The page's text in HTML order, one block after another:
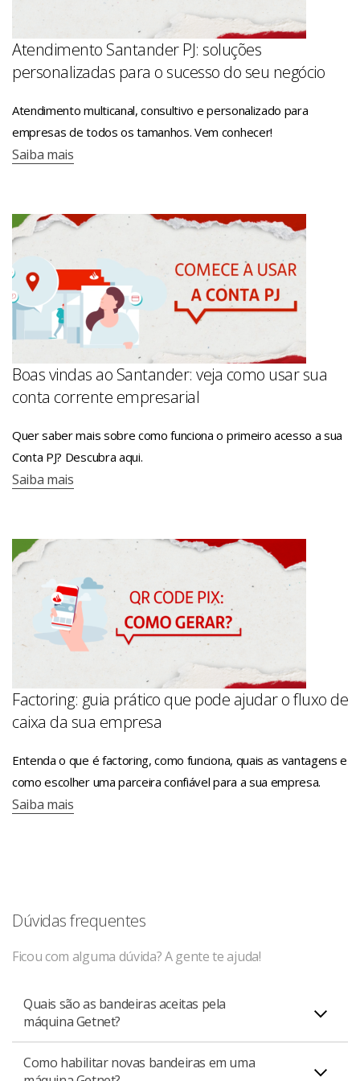
Atendimento Santander PJ: soluções
personalizadas para o sucesso do seu negócio
Atendimento multicanal, consultivo e personalizado para
empresas de todos os tamanhos. Vem conhecer!
Saiba mais
Boas vindas ao Santander: veja como usar sua
conta corrente empresarial
Quer saber mais sobre como funciona o primeiro acesso a sua
Conta PJ? Descubra aqui.
Saiba mais
Factoring: guia prático que pode ajudar o fluxo de
caixa da sua empresa
Entenda o que é factoring, como funciona, quais as vantagens e
como escolher uma parceira confiável para a sua empresa.
Saiba mais
Dúvidas frequentes
Ficou com alguma dúvida? A gente te ajuda!
Quais são as bandeiras aceitas pela
máquina Getnet?
As bandeiras habilitadas tanto para Pessoa Física como
Como habilitar novas bandeiras em uma